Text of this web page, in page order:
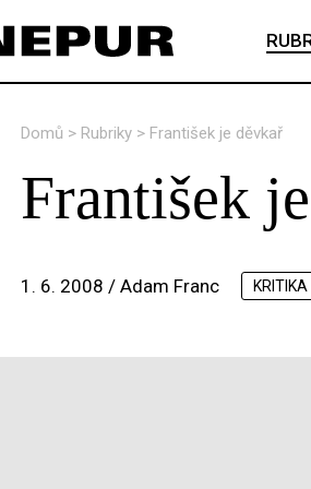
Domů > Rubriky > František je děvkař
František
1. 6. 2008 / Adam Franc KRITIKA